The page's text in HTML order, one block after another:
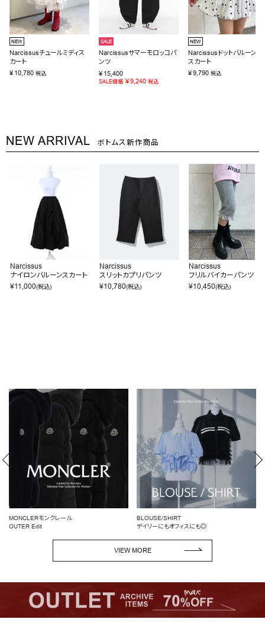
NEW
Narcissusチュールミディス
カート
¥ 10,780 税込
SALE
Narcissusサマーモロッコパ
ンツ
¥ 15,400
SALE価格 ¥9,240 税込
NEW
Narcissusドットバルーンミ
スカート
¥9,790 税込
NEW ARRIVAL ボトムス新作商品
Narcissus
ナイロンバルーンスカート
¥11,000(税込)
Narcissus
スリットカプリパンツ
¥10,780(税込)
Narcissus
フリルバイカーパンツ
¥10,450(税込)
BLOUSE/SHIRT
デイリーにもオフィスにも◎
女性らしいシルエットを引き立てる
ペプラムトップス
VIEW MORE